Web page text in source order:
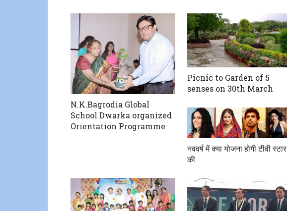
N.K.Bagrodia Global
School Dwarka organized
Orientation Programme
Picnic to Garden of 5
senses on 30th March
नववर्ष में क्या योजना होगी टीवी स्टार
की